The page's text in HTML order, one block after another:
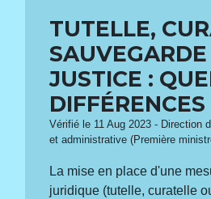
TUTELLE,
JUSTICE :
DIFFÉRENCES
Vérifié le 11 Aug 2023 - Direction
et administrative (Première
La mise en place d'une
juridique (tutelle, curatelle